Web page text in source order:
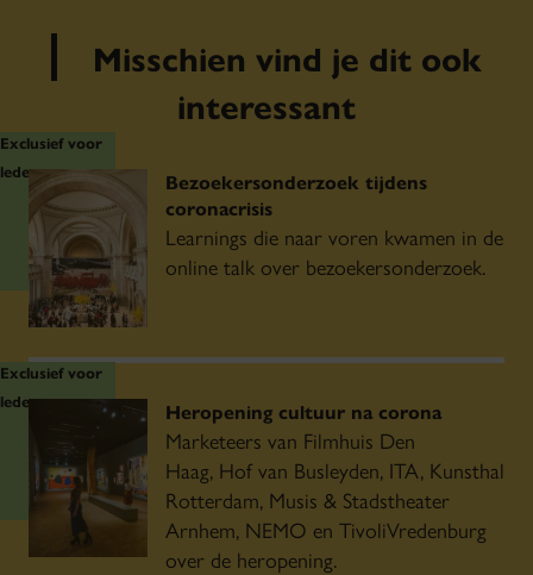
Misschien vind je dit ook
interessant
Exclusief voor
leden
Bezoekersonderzoek tijdens
coronacrisis
Learnings die naar voren kwamen in de
online talk over bezoekersonderzoek.
Exclusief voor
leden
Heropening cultuur na corona
Marketeers van Filmhuis Den
Haag, Hof van Busleyden, ITA, Kunsthal
Rotterdam, Musis & Stadstheater
Arnhem, NEMO en TivoliVredenburg
over de heropening.